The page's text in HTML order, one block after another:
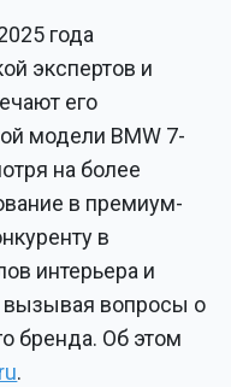
года
экспертов и
его
модели BMW 7-
на более
в премиум-
в
интерьера и
вызывая вопросы о
бренда. Об этом
.